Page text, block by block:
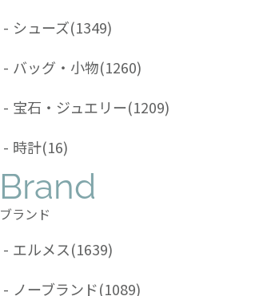
- シューズ(1349)
- バッグ・小物(1260)
- 宝石・ジュエリー(1209)
- 時計(16)
Brand
ブランド
- エルメス(1639)
- ノーブランド(1089)